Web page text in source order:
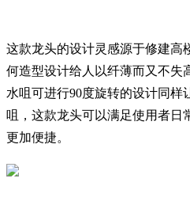
这款龙头的设计灵感源于修建高
何造型设计给人以纤薄而又不失
水咀可进行90度旋转的设计同样
咀，这款龙头可以满足使用者日
更加便捷。